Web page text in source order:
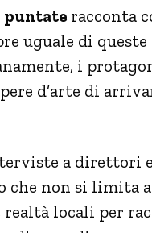
puntate racconta
uguale di
i
d’arte di
a direttori
che non si limita
locali per